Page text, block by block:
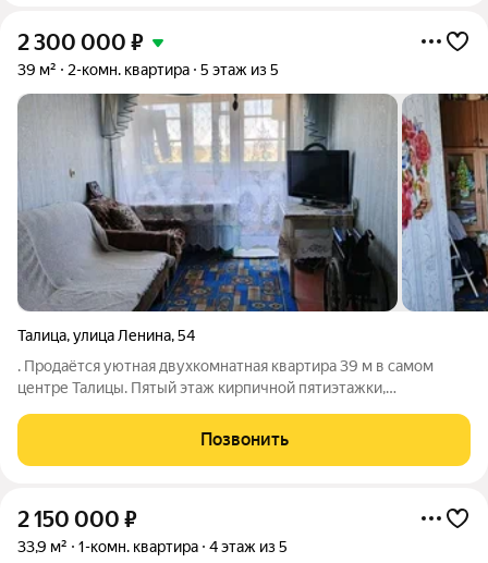
2 300 000 ₽
39 м² 2-комн. квартира 5 этаж из 5
Талица,улица Ленина,54
. Продаётся уютная двухкомнатная квартира 39 м в самом
центре Талицы. Пятый этаж кирпичной пятиэтажки,
пластиковые окна и надёжная входная дверь. Всё
необходимое для жизни рядом: автовокзал, школы,
Позвонить
2 150 000 ₽
33,9 м² 1-комн. квартира 4 этаж из 5